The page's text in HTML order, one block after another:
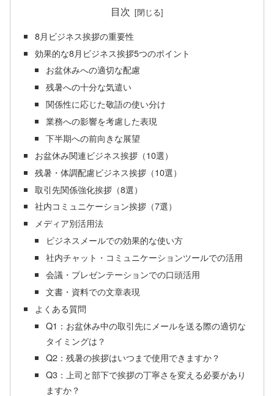
目次
8月ビジネス挨拶の重要性
効果的な8月ビジネス挨拶5つのポイント
お盆休みへの適切な配慮
残暑への十分な気遣い
関係性に応じた敬語の使い分け
業務への影響を考慮した表現
下半期への前向きな展望
お盆休み関連ビジネス挨拶（10選）
残暑・体調配慮ビジネス挨拶（10選）
取引先関係強化挨拶（8選）
社内コミュニケーション挨拶（7選）
メディア別活用法
ビジネスメールでの効果的な使い方
社内チャット・コミュニケーションツールでの活用
会議・プレゼンテーションでの口頭活用
文書・資料での文章表現
よくある質問
Q1：お盆休み中の取引先にメールを送る際の適切な
タイミングは？
Q2：残暑の挨拶はいつまで使用できますか？
Q3：上司と部下で挨拶の丁寧さを変える必要があり
ますか？